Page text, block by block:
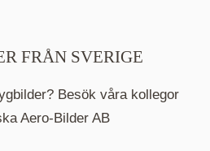
FRÅN SVERIGE
Besök våra kollegor
Aero-Bilder AB